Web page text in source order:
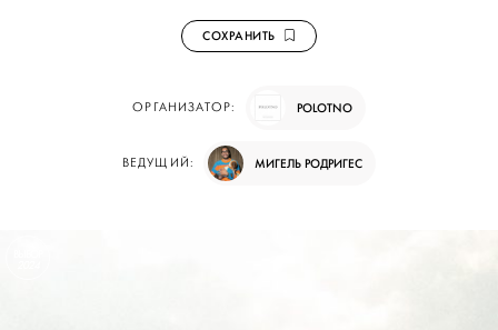
СОХРАНИТЬ
ОРГАНИЗАТОР: POLOTNO
ВЕДУЩИЙ: МИГЕЛЬ РОДРИГЕС